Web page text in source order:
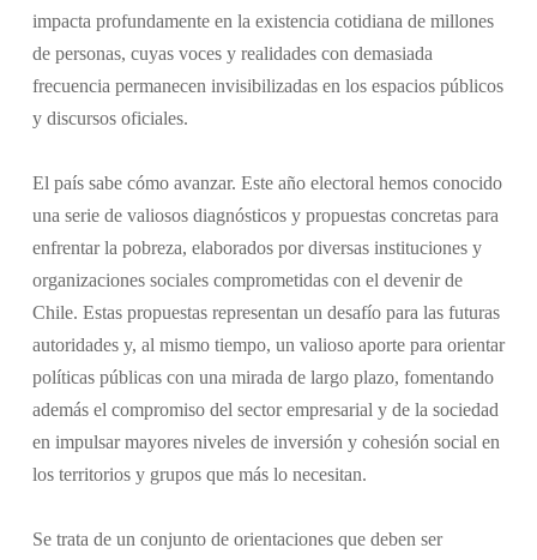
impacta profundamente en la existencia cotidiana de millones
de personas, cuyas voces y realidades con demasiada
frecuencia permanecen invisibilizadas en los espacios públicos
y discursos oficiales.
El país sabe cómo avanzar. Este año electoral hemos conocido
una serie de valiosos diagnósticos y propuestas concretas para
enfrentar la pobreza, elaborados por diversas instituciones y
organizaciones sociales comprometidas con el devenir de
Chile. Estas propuestas representan un desafío para las futuras
autoridades y, al mismo tiempo, un valioso aporte para orientar
políticas públicas con una mirada de largo plazo, fomentando
además el compromiso del sector empresarial y de la sociedad
en impulsar mayores niveles de inversión y cohesión social en
los territorios y grupos que más lo necesitan.
Se trata de un conjunto de orientaciones que deben ser